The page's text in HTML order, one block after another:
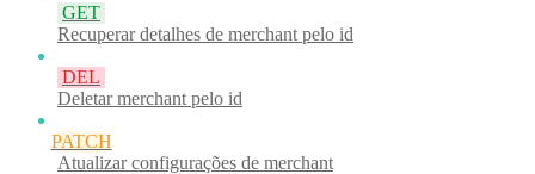
GET
Recuperar detalhes de merchant pelo id
DEL
Deletar merchant pelo id
PATCH
Atualizar configurações de merchant